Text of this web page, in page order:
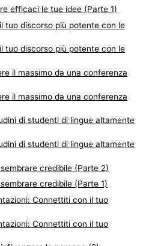
efficaci le tue idee (Parte 1)
tuo discorso più potente con le
tuo discorso più potente con le
il massimo da una conferenza
il massimo da una conferenza
di studenti di lingue altamente
di studenti di lingue altamente
credibile (Parte 2)
credibile (Parte 1)
Connettiti con il tuo
Connettiti con il tuo